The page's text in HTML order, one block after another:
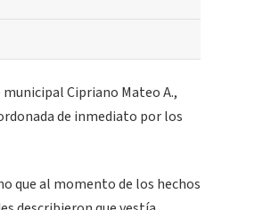
Cipriano Mateo A.,
de inmediato por los
que al momento de los hechos